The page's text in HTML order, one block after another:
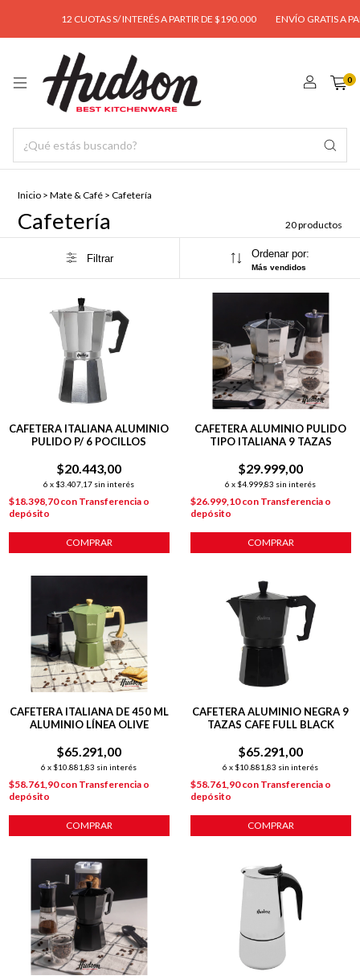
12 CUOTAS S/ INTERÉS A PARTIR DE $190.000 ENVÍO GRATIS A
0
Inicio > Mate & Café > Cafetería
Cafetería 20 productos
Filtrar Ordenar por:
Más vendidos
CAFETERA ITALIANA ALUMINIO
PULIDO P/ 6 POCILLOS
$20.443,00
6 x $3.407,17 sin interés
$18.398,70con Transferencia o
depósito
COMPRAR
CAFETERA ALUMINIO PULIDO
TIPO ITALIANA 9 TAZAS
$29.999,00
6 x $4.999,83 sin interés
$26.999,10con Transferencia o
depósito
COMPRAR
CAFETERA ITALIANA DE 450 ML
ALUMINIO LÍNEA OLIVE
$65.291,00
6 x $10.881,83 sin interés
$58.761,90con Transferencia o
depósito
COMPRAR
CAFETERA ALUMINIO NEGRA 9
TAZAS CAFE FULL BLACK
$65.291,00
6 x $10.881,83 sin interés
$58.761,90con Transferencia o
depósito
COMPRAR